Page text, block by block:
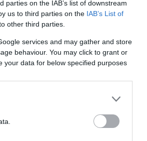
on the IAB’s list of downstream
us to third parties on the IAB’s List of
other third parties.
services and may gather and store
behaviour. You may click to grant or
your data for below specified purposes